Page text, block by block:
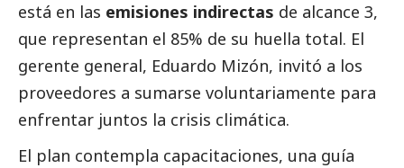
está en las emisiones indirectas de alcance 3,
que representan el 85% de su huella total. El
gerente general, Eduardo Mizón, invitó a los
proveedores a sumarse voluntariamente para
enfrentar juntos la crisis climática.
El plan contempla capacitaciones, una guía